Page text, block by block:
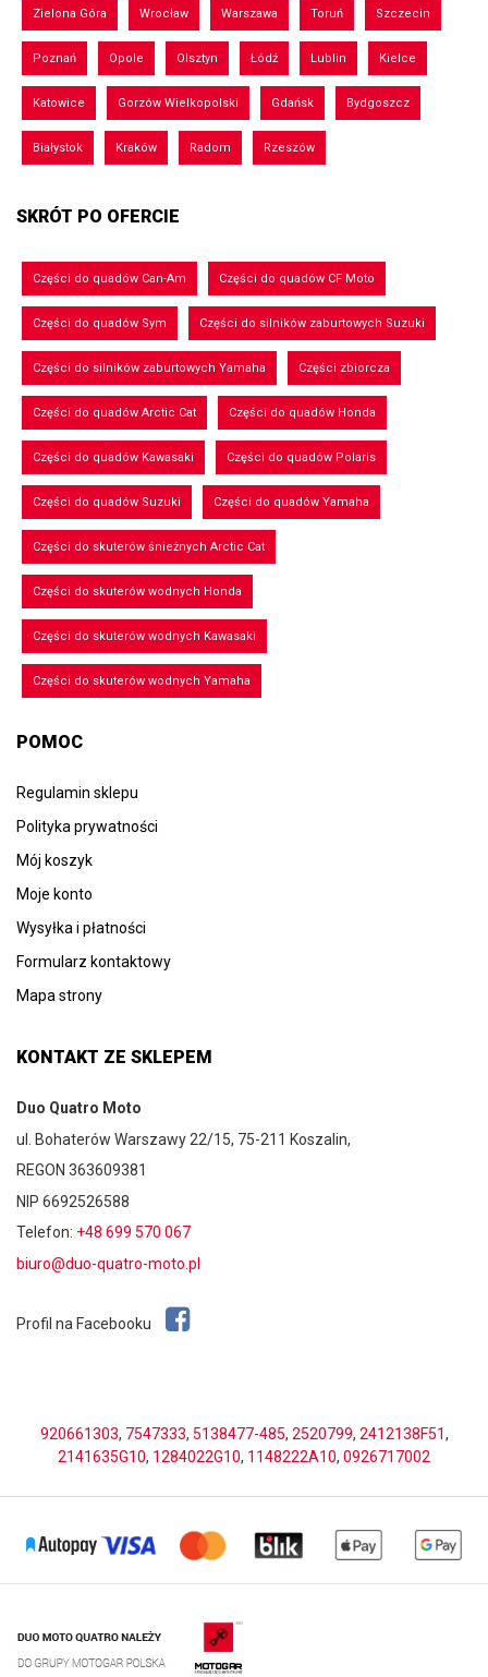
Zielona Góra Wrocław Warszawa Toruń Szczecin
Poznań Opole Olsztyn Łódź Lublin Kielce
Katowice Gorzów Wielkopolski Gdańsk Bydgoszcz
Białystok Kraków Radom Rzeszów
SKRÓT PO OFERCIE
Części do quadów Can-Am Części do quadów CF Moto
Części do quadów Sym Części do silników zaburtowych Suzuki
Części do silników zaburtowych Yamaha Części zbiorcza
Części do quadów Arctic Cat Części do quadów Honda
Części do quadów Kawasaki Części do quadów Polaris
Części do quadów Suzuki Części do quadów Yamaha
Części do skuterów śnieżnych Arctic Cat
Części do skuterów wodnych Honda
Części do skuterów wodnych Kawasaki
Części do skuterów wodnych Yamaha
POMOC
Regulamin sklepu
Polityka prywatności
Mój koszyk
Moje konto
Wysyłka i płatności
Formularz kontaktowy
Mapa strony
KONTAKT ZE SKLEPEM
Duo Quatro Moto
ul. Bohaterów Warszawy 22/15, 75-211 Koszalin,
REGON 363609381
NIP 6692526588
Telefon: +48 699 570 067
biuro@duo-quatro-moto.pl
Profil na Facebooku
920661303, 7547333, 5138477-485, 2520799, 2412138F51,
2141635G10, 1284022G10, 1148222A10, 0926717002